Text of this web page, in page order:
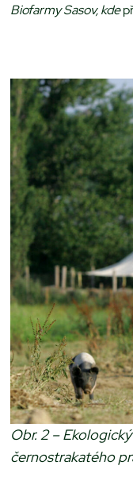
Biofarmy Sasov, kde
Obr. 2 –
černostrakatého